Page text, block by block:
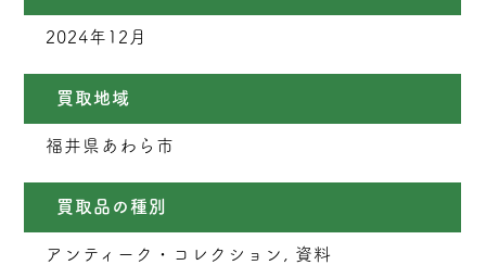
2024年12月
買取地域
福井県あわら市
買取品の種別
アンティーク・コレクション, 資料